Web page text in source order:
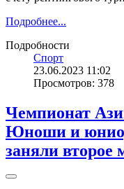
Подробнее...
Подробности
Спорт
23.06.2023 11:02
Просмотров: 378
Чемпионат
Юноши и
заняли второе